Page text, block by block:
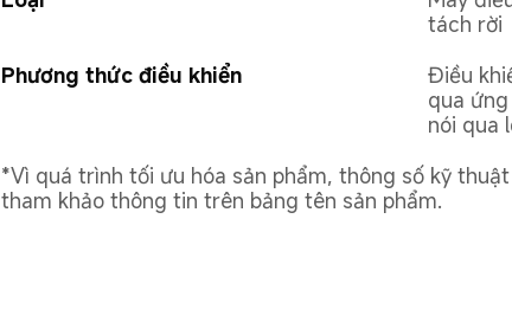
tách rời
Phương thức điều khiển
Điều
qua
nói qua
*Vì quá trình tối ưu hóa sản phẩm, thông số kỹ
tham khảo thông tin trên bảng tên sản phẩm.